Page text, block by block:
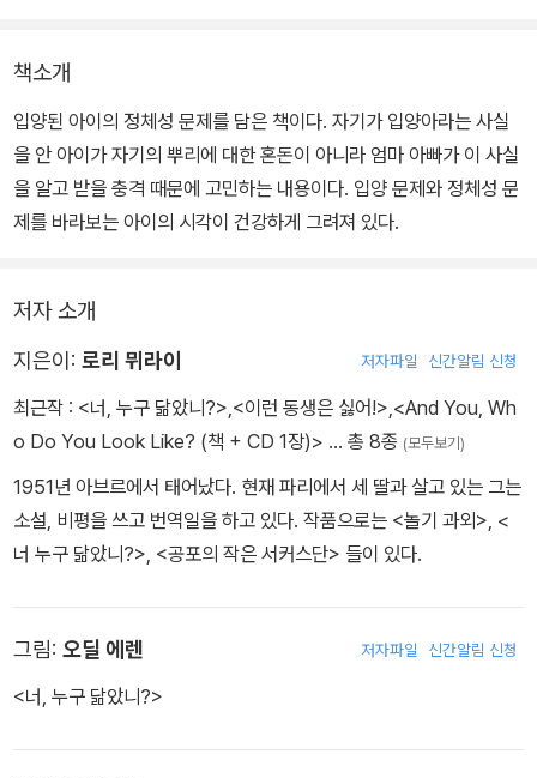
책소개
입양된 아이의 정체성 문제를 담은 책이다. 자기가 입양아라는 사실
을 안 아이가 자기의 뿌리에 대한 혼돈이 아니라 엄마 아빠가 이 사실
을 알고 받을 충격 때문에 고민하는 내용이다. 입양 문제와 정체성 문
제를 바라보는 아이의 시각이 건강하게 그려져 있다.
저자 소개
지은이: 로리 뮈라이 저자파일 신간알림 신청
최근작 : <너, 누구 닮았니?>,<이런 동생은 싫어!>,<And You, Wh
o Do You Look Like? (책 + CD 1장)> … 총 8종 (모두보기)
1951년 아브르에서 태어났다. 현재 파리에서 세 딸과 살고 있는 그는
소설, 비평을 쓰고 번역일을 하고 있다. 작품으로는 <놀기 과외>, <
너 누구 닮았니?>, <공포의 작은 서커스단> 들이 있다.
그림: 오딜 에렌 저자파일 신간알림 신청
<너, 누구 닮았니?>